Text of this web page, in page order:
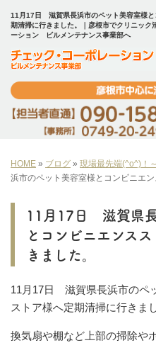
11月17日 滋賀県長浜市のペット美容室様と
期清掃に行きました。｜彦根市でクリニック
ーション ビルメンテナンス事業部へ
HOME » ブログ » 現場最先端(^o^)！
浜市のペット美容室様とコンビニエ
11月17日 滋賀県
とコンビニエンス
きました。
11月17日 滋賀県長浜市のペ
ストア様へ定期清掃に行きまし
換気扇や棚など上部の掃除や